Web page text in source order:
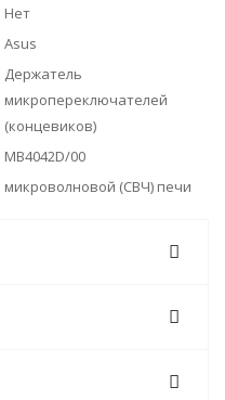
Нет
Asus
Держатель
микропереключателей
(концевиков)
MB4042D/00
микроволновой (СВЧ) печи